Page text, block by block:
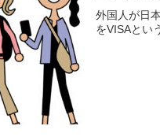
外国人が日
をVISAとい